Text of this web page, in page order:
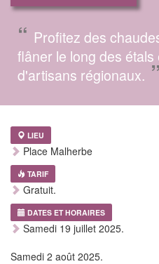
“ Profitez des
flâner le long des
d'artisans régionaux. ”
LIEU
Place Malherbe
TARIF
Gratuit.
DATES ET HORAIRES
Samedi 19 juillet 2025.
Samedi 2 août 2025.